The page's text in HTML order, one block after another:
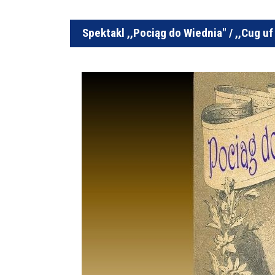
Spektakl ,,Pociąg do Wiednia" / ,,Cug uf